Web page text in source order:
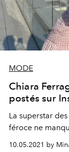
MODE
Chiara
postés sur
La superstar
féroce ne
10.05.2021 by